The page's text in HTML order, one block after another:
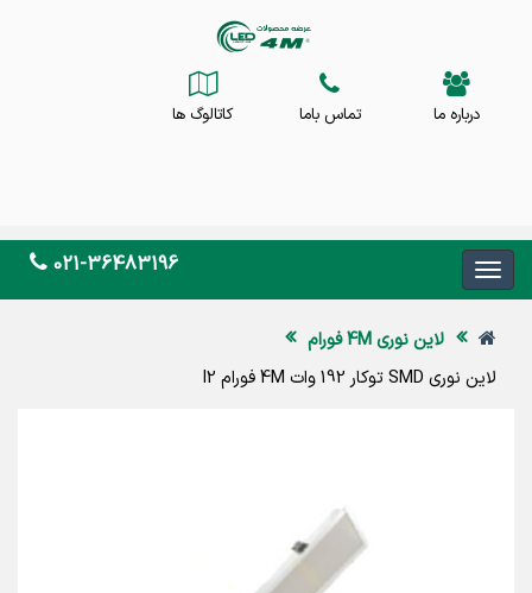
درباره ما تماس باما کاتالوگ ها
021-36483196
لاین نوری 4M فورام
لاین نوری SMD توکار 192 وات 4M فورام l2